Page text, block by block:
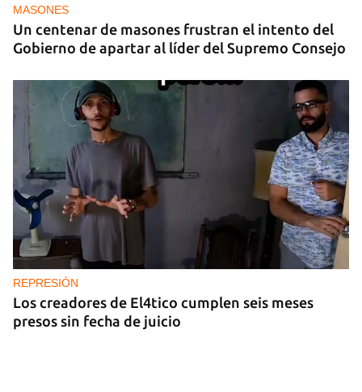
MASONES
Un centenar de masones frustran el intento del
Gobierno de apartar al líder del Supremo Consejo
REPRESIÓN
Los creadores de El4tico cumplen seis meses
presos sin fecha de juicio